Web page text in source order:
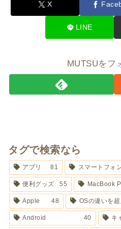
X
LINE
MUTSUをフ
タグで検索なら
アプリ 81 スマートフォ
便利グッズ 55 MacBook
Apple 48 OSの違いを超
Android 40 キ